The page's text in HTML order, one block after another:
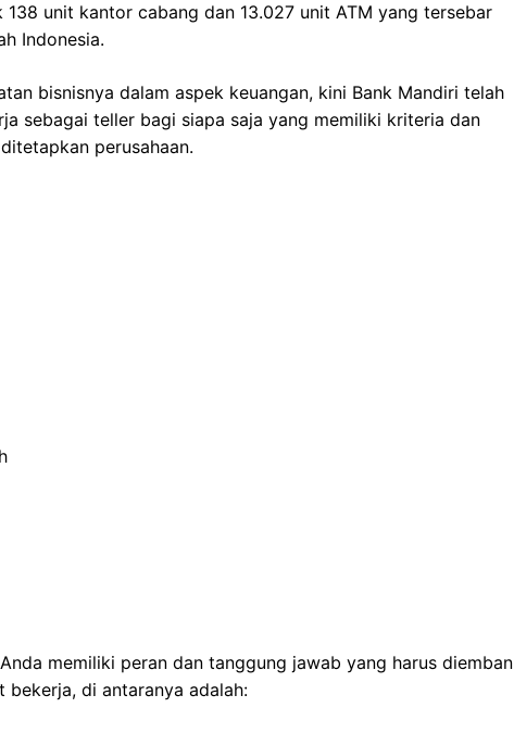
138 unit kantor cabang dan 13.027 unit ATM yang tersebar
Indonesia.
bisnisnya dalam aspek keuangan, kini Bank Mandiri telah
sebagai teller bagi siapa saja yang memiliki kriteria dan
perusahaan.
memiliki peran dan tanggung jawab yang harus diemban
bekerja, di antaranya adalah: